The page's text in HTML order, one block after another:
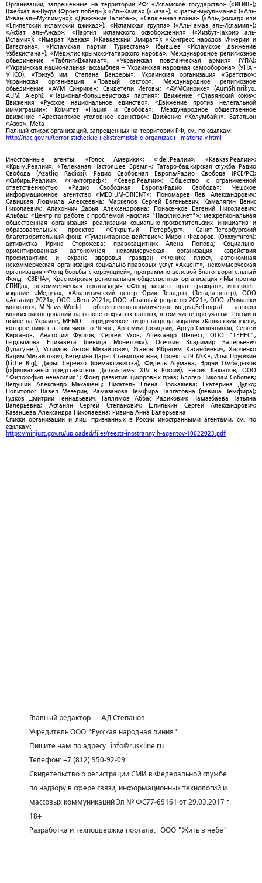
Организации, запрещенные на территории РФ: «Исламское государство» («ИГИЛ»);
Джебхат ан-Нусра (Фронт победы); «Аль-Каида» («База»); «Братья-мусульмане» («Аль-
Ихван аль-Муслимун»); «Движение Талибан»; «Священная война» («Аль-Джихад» или
«Египетский исламский джихад»); «Исламская группа» («Аль-Гамаа аль-Исламия»);
«Асбат аль-Ансар»; «Партия исламского освобождения» («Хизбут-Тахрир аль-
Ислами»); «Имарат Кавказ» («Кавказский Эмират»); «Конгресс народов Ичкерии и
Дагестана»; «Исламская партия Туркестана» (бывшее «Исламское движение
Узбекистана»); «Меджлис крымско-татарского народа»; Международное религиозное
объединение «ТаблигиДжамаат»; «Украинская повстанческая армия» (УПА);
«Украинская национальная ассамблея – Украинская народная самооборона» (УНА -
УНСО); «Тризуб им. Степана Бандеры»; Украинская организация «Братство»;
Украинская организация «Правый сектор»; Международное религиозное
объединение «АУМ Синрике»; Свидетели Иеговы; «АУМСинрике» (AumShinrikyo,
AUM, Aleph); «Национал-большевистская партия»; Движение «Славянский союз»;
Движения «Русское национальное единство»; «Движение против нелегальной
иммиграции»; Комитет «Нация и Свобода»; Международное общественное
движение «Арестантское уголовное единство»; Движение «Колумбайн»; Батальон
«Азов»; Meta
Полный список организаций, запрещенных на территории РФ, см. по ссылкам:
http://nac.gov.ru/terroristicheskie-i-ekstremistskie-organizacii-i-materialy.html
Иностранные агенты: «Голос Америки»; «Idel.Реалии»; «Кавказ.Реалии»;
«Крым.Реалии»; «Телеканал Настоящее Время»; Татаро-башкирская служба Радио
Свобода (Azatliq Radiosi); Радио Свободная Европа/Радио Свобода (PCE/PC);
«Сибирь.Реалии»; «Фактограф»; «Север.Реалии»; Общество с ограниченной
ответственностью «Радио Свободная Европа/Радио Свобода»; Чешское
информационное агентство «MEDIUM-ORIENT»; Пономарев Лев Александрович;
Савицкая Людмила Алексеевна; Маркелов Сергей Евгеньевич; Камалягин Денис
Николаевич; Апахончич Дарья Александровна; Понасенков Евгений Николаевич;
Альбац; «Центр по работе с проблемой насилия "Насилию.нет"»; межрегиональная
общественная организация реализации социально-просветительских инициатив и
образовательных проектов «Открытый Петербург»; Санкт-Петербургский
благотворительный фонд «Гуманитарное действие»; Мирон Федоров; (Oxxxymiron);
активистка Ирина Сторожева; правозащитник Алена Попова; Социально-
ориентированная автономная некоммерческая организация содействия
профилактике и охране здоровья граждан «Феникс плюс»; автономная
некоммерческая организация социально-правовых услуг «Акцент»; некоммерческая
организация «Фонд борьбы с коррупцией»; программно-целевой Благотворительный
Фонд «СВЕЧА»; Красноярская региональная общественная организация «Мы против
СПИДа»; некоммерческая организация «Фонд защиты прав граждан»; интернет-
издание «Медуза»; «Аналитический центр Юрия Левады» (Левада-центр); ООО
«Альтаир 2021»; ООО «Вега 2021»; ООО «Главный редактор 2021»; ООО «Ромашки
монолит»; M.News World — общественно-политическое медиа;Bellingcat — авторы
многих расследований на основе открытых данных, в том числе про участие России в
войне на Украине; МЕМО — юридическое лицо главреда издания «Кавказский узел»,
которое пишет в том числе о Чечне; Артемий Троицкий; Артур Смолянинов; Сергей
Кирсанов; Анатолий Фурсов; Сергей Ухов; Александр Шелест; ООО "ТЕНЕС";
Гырдымова Елизавета (певица Монеточка); Осечкин Владимир Валерьевич
(Гулагу.нет); Устимов Антон Михайлович; Яганов Ибрагим Хасанбиевич; Харченко
Вадим Михайлович; Беседина Дарья Станиславовна; Проект «T9 NSK»; Илья Прусикин
(Little Big); Дарья Серенко (фемактивистка); Фидель Агумава; Эрдни Омбадыков
(официальный представитель Далай-ламы XIV в России); Рафис Кашапов; ООО
"Философия ненасилия"; Фонд развития цифровых прав; Блогер Николай Соболев;
Ведущий Александр Макашенц; Писатель Елена Прокашева; Екатерина Дудко;
Политолог Павел Мезерин; Рамазанова Земфира Талгатовна (певица Земфира);
Гудков Дмитрий Геннадьевич; Галлямов Аббас Радикович; Намазбаева Татьяна
Валерьевна; Асланян Сергей Степанович; Шпилькин Сергей Александрович;
Казанцева Александра Николаевна; Ривина Анна Валерьевна
Списки организаций и лиц, признанных в России иностранными агентами, см. по
ссылкам:
https://minjust.gov.ru/uploaded/files/reestr-inostrannyih-agentov-10022023.pdf
Главный редактор — А.Д.Степанов
Учредитель ООО "Русская народная линия"
Пишите нам по адресу
info@ruskline.ru
Телефон: +7 (812) 950-92-09
Свидетельство о регистрации СМИ в Федеральной службе
по надзору в сфере связи, информационных технологий и
массовых коммуникаций Эл № ФС77-69161 от 29.03.2017 г.
18+
Разработка и техподдержка портала: ООО "Жить в небе"